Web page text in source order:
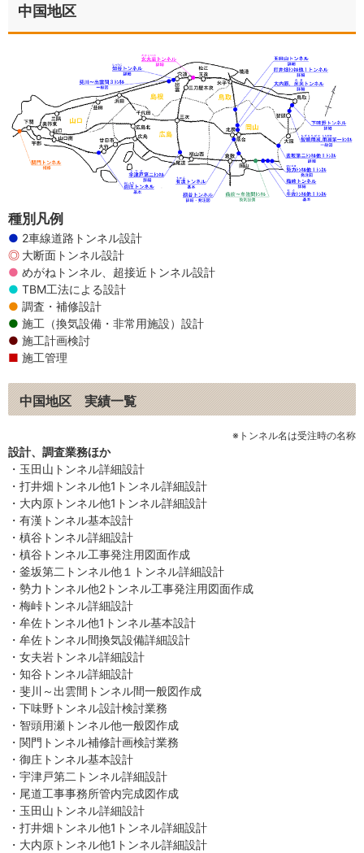
中国地区
種別凡例
2車線道路トンネル設計
大断面トンネル設計
めがねトンネル、超接近トンネル設計
TBM工法による設計
調査・補修設計
施工（換気設備・非常用施設）設計
施工計画検討
施工管理
中国地区 実績一覧
※トンネル名は受注時の名称
設計、調査業務ほか
・玉田山トンネル詳細設計
・打井畑トンネル他1トンネル詳細設計
・大内原トンネル他1トンネル詳細設計
・有漢トンネル基本設計
・槙谷トンネル詳細設計
・槙谷トンネル工事発注用図面作成
・釜坂第二トンネル他１トンネル詳細設計
・勢力トンネル他2トンネル工事発注用図面作成
・梅峠トンネル詳細設計
・牟佐トンネル他1トンネル基本設計
・牟佐トンネル間換気設備詳細設計
・女夫岩トンネル詳細設計
・知谷トンネル詳細設計
・斐川～出雲間トンネル間一般図作成
・下味野トンネル設計検討業務
・智頭用瀬トンネル他一般図作成
・関門トンネル補修計画検討業務
・御庄トンネル基本設計
・宇津戸第二トンネル詳細設計
・尾道工事事務所管内完成図作成
・玉田山トンネル詳細設計
・打井畑トンネル他1トンネル詳細設計
・大内原トンネル他1トンネル詳細設計